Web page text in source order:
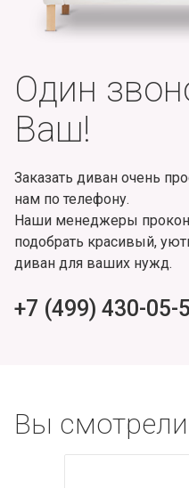
Один
Ваш!
Заказать диван очень
нам по телефону.
Наши менеджеры
подобрать красивый,
диван для ваших нужд.
+7 (499) 430-05-
Вы смотрели